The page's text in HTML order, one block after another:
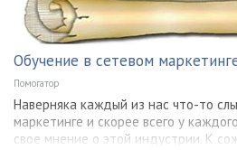
Обучение в сетевом
Помогатор
Наверняка каждый из нас что-то
маркетинге и скорее всего у
свое мнение о этой индустрии. К